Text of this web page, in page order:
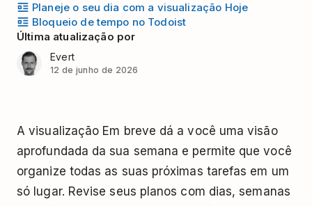
Planeje o seu dia com a visualização Hoje
Bloqueio de tempo no Todoist
Última atualização por
Evert
12 de junho de 2026
A visualização Em breve dá a você uma visão
aprofundada da sua semana e permite que você
organize todas as suas próximas tarefas em um
só lugar. Revise seus planos com dias, semanas